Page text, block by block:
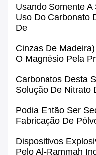
Usando Somente
Uso Do Carbonato
De
Cinzas De Madeira
O Magnésio Pela
Carbonatos Desta
Solução De Nitrato
Podia Então Ser
Fabricação De
Dispositivos
Pelo Al-Rammah